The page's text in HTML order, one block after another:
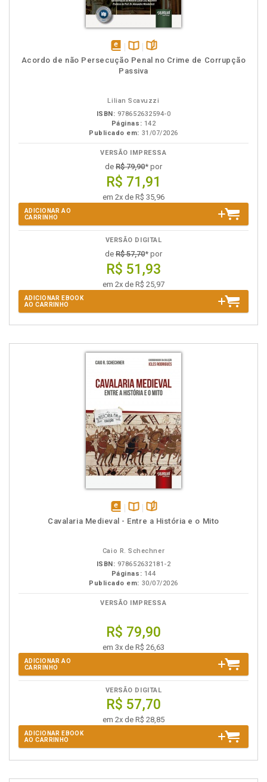
disponível
em
Disponível
na
páginas
Acordo de não Persecução Penal no Crime de Corrupção
Passiva
Lilian Scavuzzi
ISBN: 978652632594-0
Páginas: 142
Publicado em: 31/07/2026
VERSÃO IMPRESSA
de R$ 79,90* por
R$ 71,91
em 2x de R$ 35,96
ADICIONAR AO
CARRINHO
VERSÃO DIGITAL
de R$ 57,70* por
R$ 51,93
em 2x de R$ 25,97
ADICIONAR EBOOK
AO CARRINHO
disponívelDisponível
páginas
Cavalaria Medieval - Entre a História e o Mito
Caio R. Schechner
ISBN: 978652632181-2
Páginas: 144
Publicado em: 30/07/2026
VERSÃO IMPRESSA
R$ 79,90
em 3x de R$ 26,63
ADICIONAR AO
CARRINHO
VERSÃO DIGITAL
R$ 57,70
em 2x de R$ 28,85
ADICIONAR EBOOK
AO CARRINHO